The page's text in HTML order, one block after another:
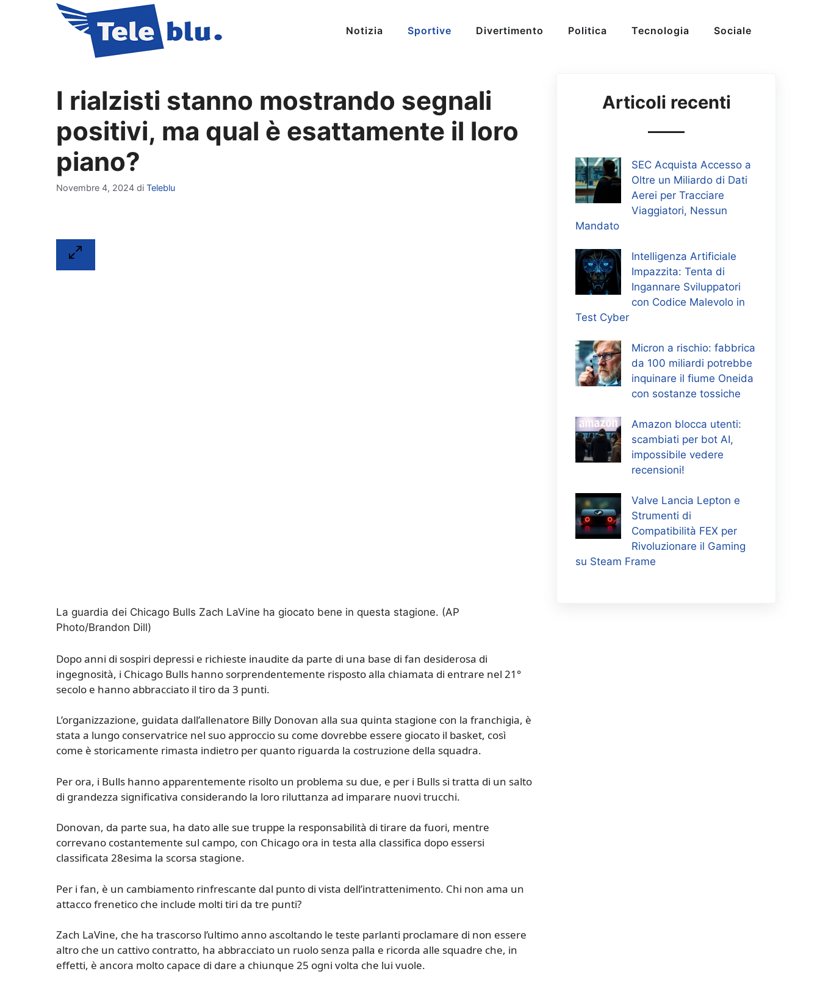
Notizia Sportive Divertimento Politica Tecnologia Sociale
I rialzisti stanno mostrando segnali
positivi, ma qual è esattamente il loro
piano?
Novembre 4, 2024 di Teleblu
La guardia dei Chicago Bulls Zach LaVine ha giocato bene in questa stagione. (AP
Photo/Brandon Dill)
Dopo anni di sospiri depressi e richieste inaudite da parte di una base di fan desiderosa di
ingegnosità, i Chicago Bulls hanno sorprendentemente risposto alla chiamata di entrare nel 21°
secolo e hanno abbracciato il tiro da 3 punti.
L’organizzazione, guidata dall’allenatore Billy Donovan alla sua quinta stagione con la franchigia, è
stata a lungo conservatrice nel suo approccio su come dovrebbe essere giocato il basket, così
come è storicamente rimasta indietro per quanto riguarda la costruzione della squadra.
Per ora, i Bulls hanno apparentemente risolto un problema su due, e per i Bulls si tratta di un salto
di grandezza significativa considerando la loro riluttanza ad imparare nuovi trucchi.
Donovan, da parte sua, ha dato alle sue truppe la responsabilità di tirare da fuori, mentre
correvano costantemente sul campo, con Chicago ora in testa alla classifica dopo essersi
classificata 28esima la scorsa stagione.
Per i fan, è un cambiamento rinfrescante dal punto di vista dell’intrattenimento. Chi non ama un
attacco frenetico che include molti tiri da tre punti?
Zach LaVine, che ha trascorso l’ultimo anno ascoltando le teste parlanti proclamare di non essere
altro che un cattivo contratto, ha abbracciato un ruolo senza palla e ricorda alle squadre che, in
effetti, è ancora molto capace di dare a chiunque 25 ogni volta che lui vuole.
Articoli recenti
SEC Acquista Accesso a
Oltre un Miliardo di Dati
Aerei per Tracciare
Viaggiatori, Nessun
Mandato
Intelligenza Artificiale
Impazzita: Tenta di
Ingannare Sviluppatori
con Codice Malevolo in
Test Cyber
Micron a rischio: fabbrica
da 100 miliardi potrebbe
inquinare il fiume Oneida
con sostanze tossiche
Amazon blocca utenti:
scambiati per bot AI,
impossibile vedere
recensioni!
Valve Lancia Lepton e
Strumenti di
Compatibilità FEX per
Rivoluzionare il Gaming
su Steam Frame